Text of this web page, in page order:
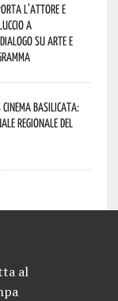
l’attore e
a
su arte e
Basilicata:
regionale del
al